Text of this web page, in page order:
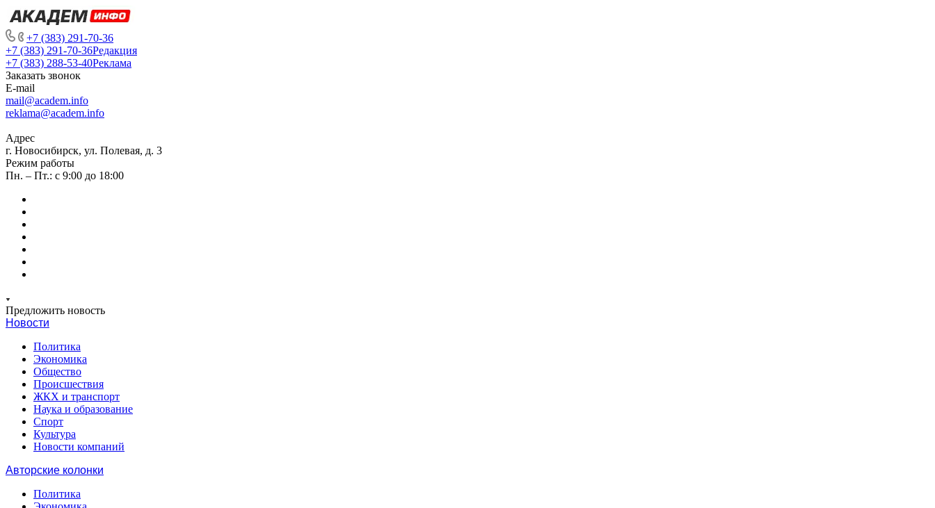
+7 (383) 291-70-36
+7 (383) 291-70-36Редакция
+7 (383) 288-53-40Реклама
Заказать звонок
E-mail
mail@academ.info
reklama@academ.info
Адрес
г. Новосибирск, ул. Полевая, д. 3
Режим работы
Пн. – Пт.: с 9:00 до 18:00
Предложить новость
Новости
Политика
Экономика
Общество
Происшествия
ЖКХ и транспорт
Наука и образование
Спорт
Культура
Новости компаний
Авторские колонки
Политика